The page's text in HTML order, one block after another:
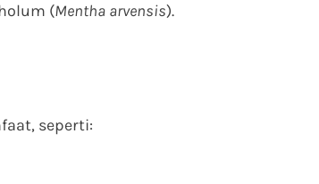
(Mentha arvensis).
seperti: